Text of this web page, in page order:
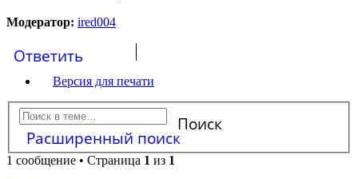
Модератор: ired004
Ответить
Версия для печати
Поиск
Расширенный поиск
1 сообщение • Страница 1 из 1